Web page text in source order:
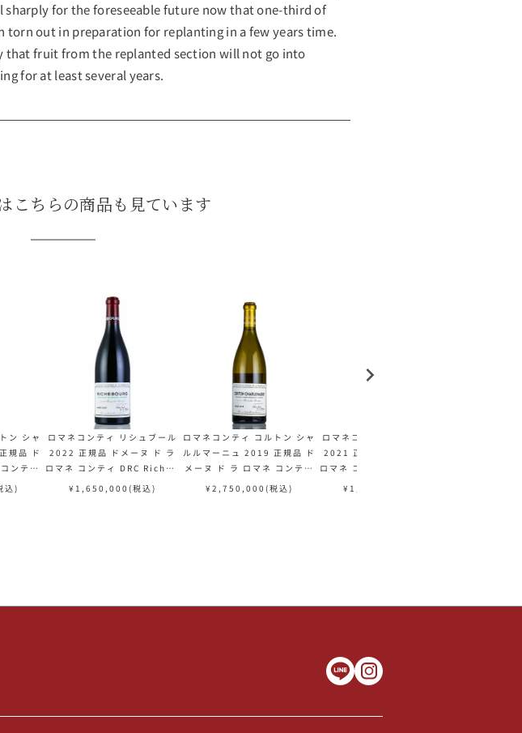
for the foreseeable future now that one-third of
torn out in preparation for replanting in a few years time.
that fruit from the replanted section will not go into
for at least several years.
こちらの商品も見ています
ン シャ
規品 ド
ンティ
込)
ロマネコンティ リシュブール
2022 正規品 ドメーヌ ド ラ
ロマネ コンティ DRC Richeb
ourg フランス ブルゴーニュ
¥ 1,650,000 (税込)
ロマネコンティ コルトン シャ
ルルマーニュ 2019 正規品 ド
メーヌ ド ラ ロマネ コンティ
DRC Corton Charlemagne
¥2,750,000 (税込)
ロマネコンティ リシュブール
2021 正規品 ドメーヌ ド ラ
ロマネ コンティ DRC Richeb
ourg フランス ブルゴーニュ
¥ 1,320,000